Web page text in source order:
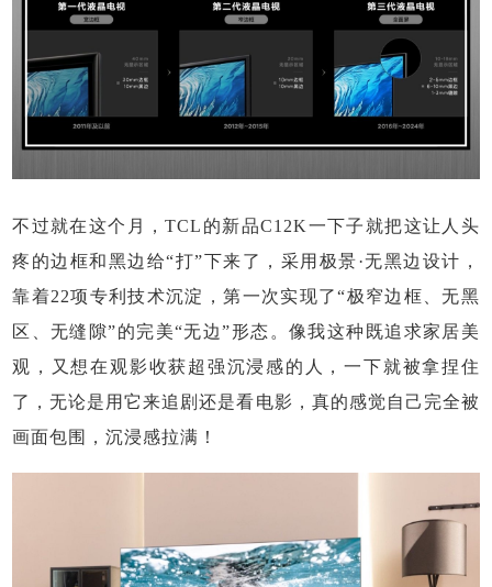
不过就在这个月，TCL的新品C12K一下子就把这让人头
疼的边框和黑边给“打”下来了，采用极景·无黑边设计，
靠着22项专利技术沉淀，第一次实现了“极窄边框、无黑
区、无缝隙”的完美“无边”形态。像我这种既追求家居美
观，又想在观影收获超强沉浸感的人，一下就被拿捏住
了，无论是用它来追剧还是看电影，真的感觉自己完全被
画面包围，沉浸感拉满！